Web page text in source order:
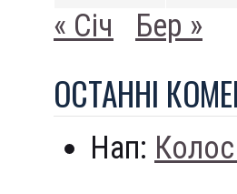
« Січ Бер »
ОСТАННI
Нап: